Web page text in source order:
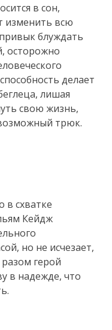
в сон,
изменить всю
блуждать
осторожно
делает
лишая
свою жизнь,
трюк.
в схватке
Кейдж
но не исчезает,
герой
в надежде, что